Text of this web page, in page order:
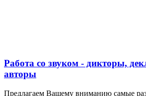
Работа со звуком - дикторы,
авторы
Предлагаем Вашему вниманию самые